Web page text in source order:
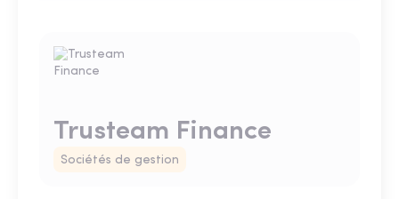
Trusteam Finance
Sociétés de gestion